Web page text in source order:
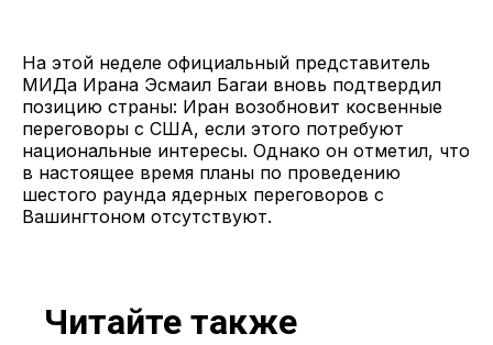
На этой неделе официальный представитель
МИДа Ирана Эсмаил Багаи вновь подтвердил
позицию страны: Иран возобновит косвенные
переговоры с США, если этого потребуют
национальные интересы. Однако он отметил, что
в настоящее время планы по проведению
шестого раунда ядерных переговоров с
Вашингтоном отсутствуют.
Читайте также